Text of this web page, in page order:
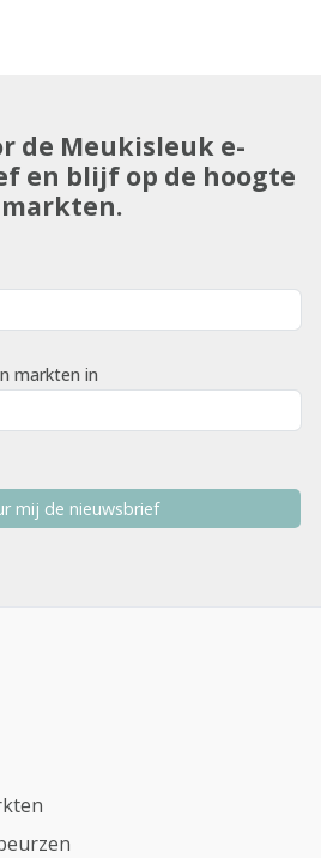
de Meukisleuk e-
en blijf op de hoogte
markten in
Ja, stuur mij de nieuwsbrief